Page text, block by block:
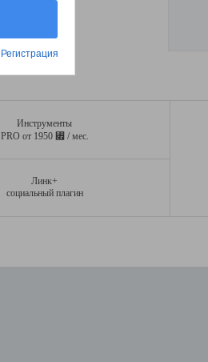
Инструменты
PRO от 1950 ⃏ / мес.
Линк+
социальный плагин
Регистрация